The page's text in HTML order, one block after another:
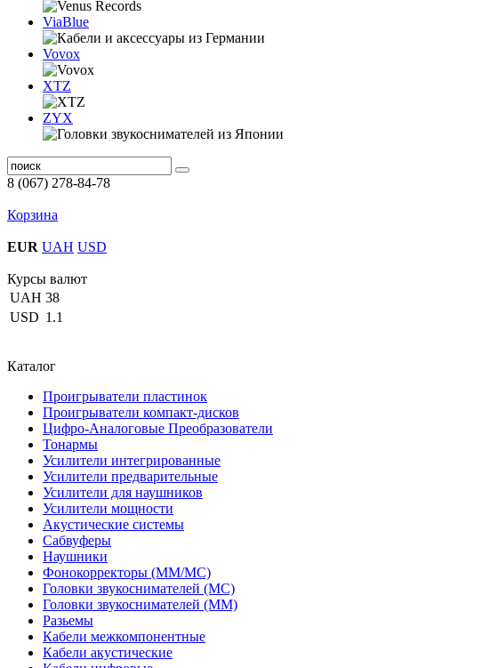
ViaBlue
Vovox
XTZ
ZYX
8 (067) 278-84-78
Корзина
EUR UAH USD
Курсы валют
UAH 38
USD 1.1
Каталог
Проигрыватели пластинок
Проигрыватели компакт-дисков
Цифро-Аналоговые Преобразователи
Тонармы
Усилители интегрированные
Усилители предварительные
Усилители для наушников
Усилители мощности
Акустические системы
Сабвуферы
Наушники
Фонокорректоры (MM/MC)
Головки звукоснимателей (МС)
Головки звукоснимателей (ММ)
Разьемы
Кабели межкомпонентные
Кабели акустические